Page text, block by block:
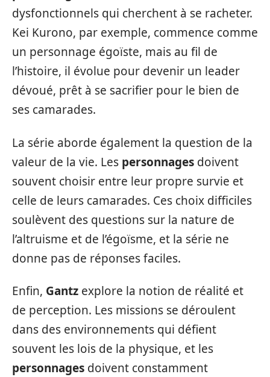
dysfonctionnels qui cherchent à se racheter.
Kei Kurono, par exemple, commence comme
un personnage égoïste, mais au fil de
l’histoire, il évolue pour devenir un leader
dévoué, prêt à se sacrifier pour le bien de
ses camarades.
La série aborde également la question de la
valeur de la vie. Les personnages doivent
souvent choisir entre leur propre survie et
celle de leurs camarades. Ces choix difficiles
soulèvent des questions sur la nature de
l’altruisme et de l’égoïsme, et la série ne
donne pas de réponses faciles.
Enfin, Gantz explore la notion de réalité et
de perception. Les missions se déroulent
dans des environnements qui défient
souvent les lois de la physique, et les
personnages doivent constamment